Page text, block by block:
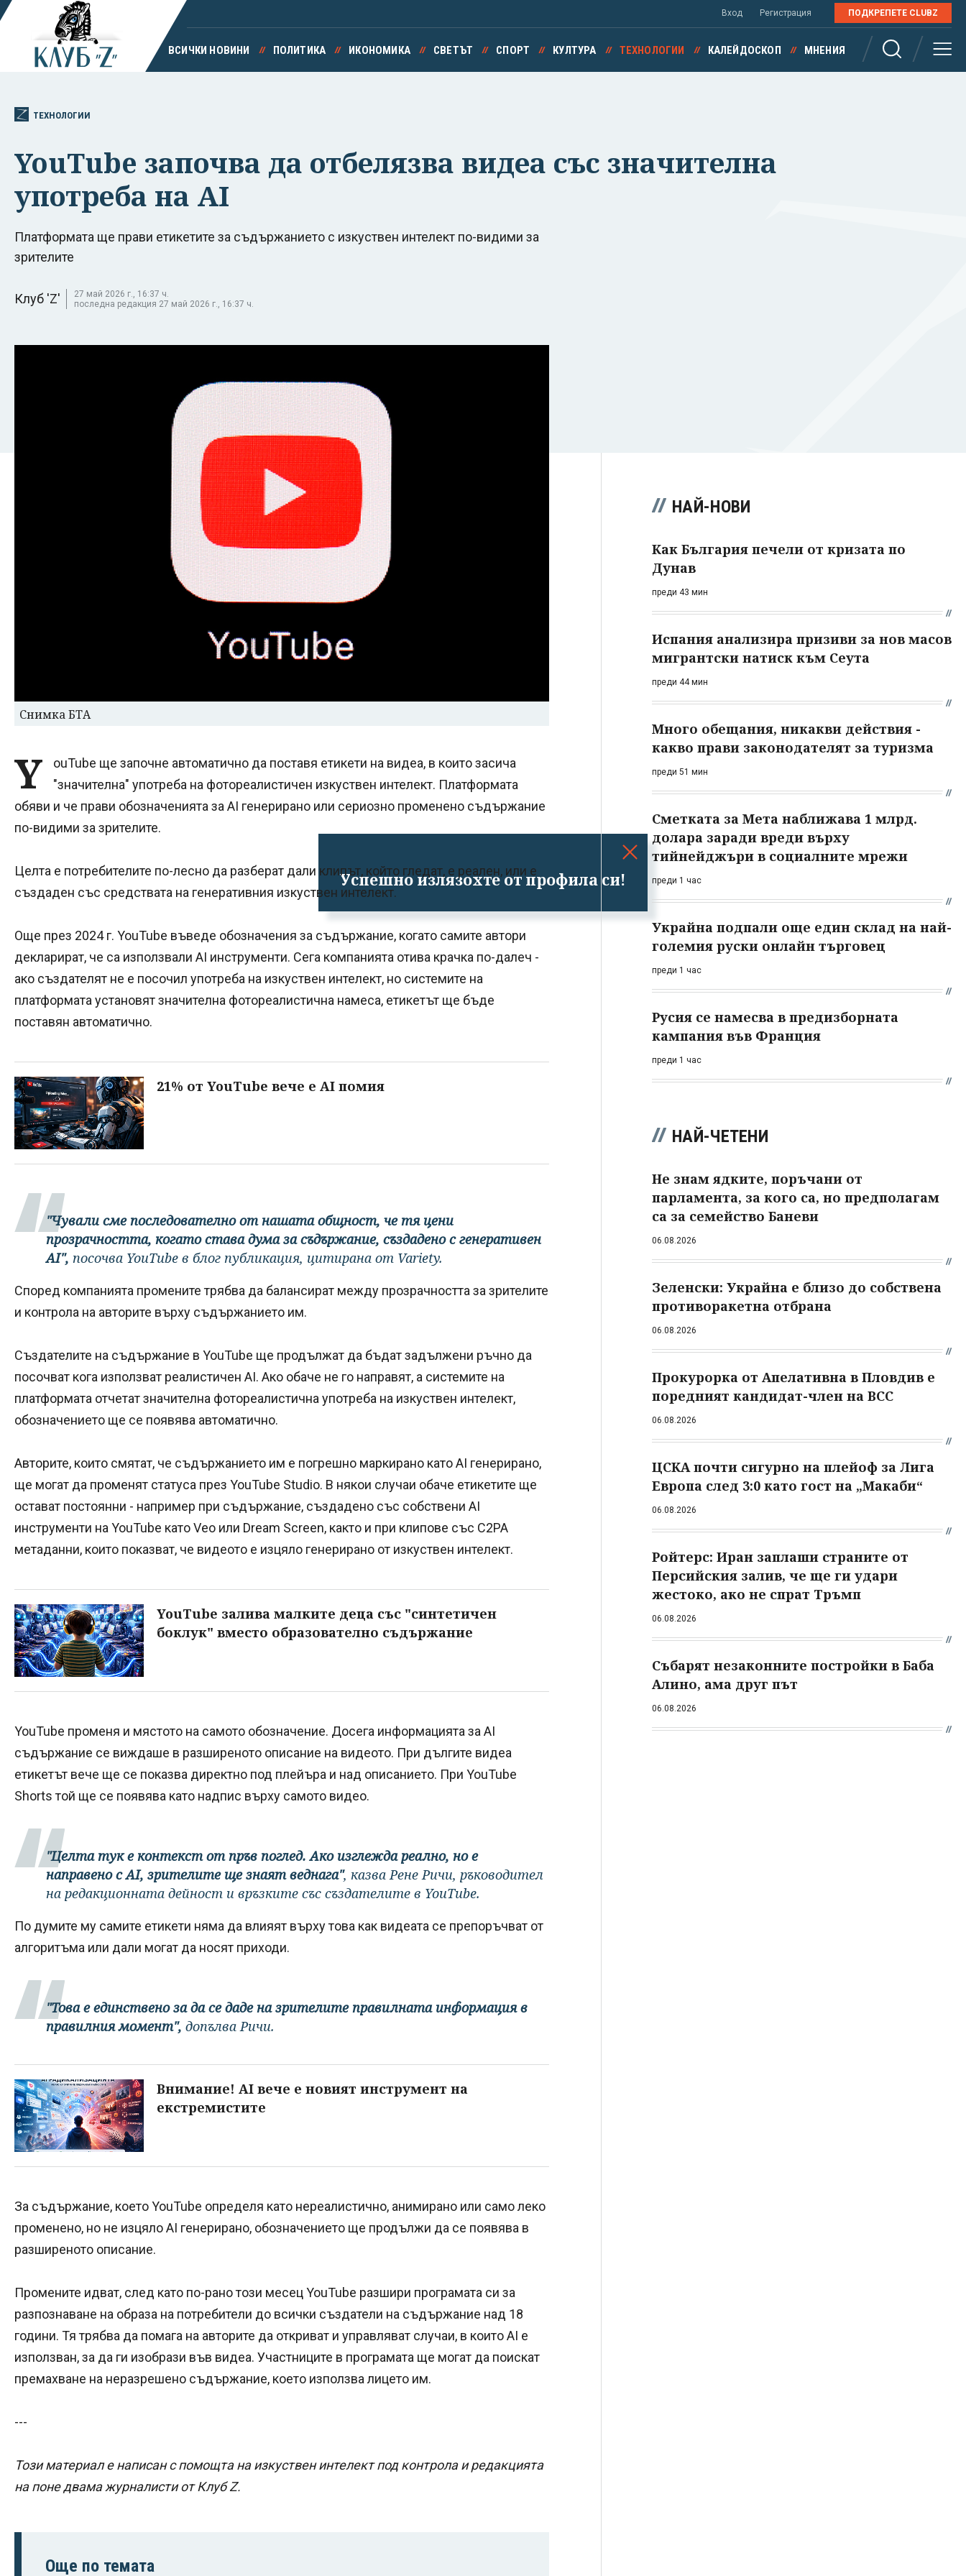
Успешно излязохте от профила си!
Вход Регистрация ПОДКРЕПЕТЕ CLUBZ
ВСИЧКИ НОВИНИ ПОЛИТИКА ИКОНОМИКА СВЕТЪТ СПОРТ КУЛТУРА ТЕХНОЛОГИИ КАЛЕЙДОСКОП МНЕНИЯ
ТЕХНОЛОГИИ
YouTube започва да отбелязва видеа със значителна
употреба на AI
Платформата ще прави етикетите за съдържанието с изкуствен интелект по-видими за
зрителите
Клуб 'Z'
27 май 2026 г., 16:37 ч.
последна редакция 27 май 2026 г., 16:37 ч.
Снимка БТА
Y
ouTube ще започне автоматично да поставя етикети на видеа, в които засича
"значителна" употреба на фотореалистичен изкуствен интелект. Платформата
обяви и че прави обозначенията за AI генерирано или сериозно променено съдържание
по-видими за зрителите.
Целта е потребителите по-лесно да разберат дали клипът, който гледат, е реален, или е
създаден със средствата на генеративния изкуствен интелект.
Още през 2024 г. YouTube въведе обозначения за съдържание, когато самите автори
декларират, че са използвали AI инструменти. Сега компанията отива крачка по-далеч -
ако създателят не е посочил употреба на изкуствен интелект, но системите на
платформата установят значителна фотореалистична намеса, етикетът ще бъде
поставян автоматично.
21% от YouTube вече е AI помия
"Чували сме последователно от нашата общност, че тя цени
прозрачността, когато става дума за съдържание, създадено с генеративен
AI", посочва YouTube в блог публикация, цитирана от Variety.
Според компанията промените трябва да балансират между прозрачността за зрителите
и контрола на авторите върху съдържанието им.
Създателите на съдържание в YouTube ще продължат да бъдат задължени ръчно да
посочват кога използват реалистичен AI. Ако обаче не го направят, а системите на
платформата отчетат значителна фотореалистична употреба на изкуствен интелект,
обозначението ще се появява автоматично.
Авторите, които смятат, че съдържанието им е погрешно маркирано като AI генерирано,
ще могат да променят статуса през YouTube Studio. В някои случаи обаче етикетите ще
остават постоянни - например при съдържание, създадено със собствени AI
инструменти на YouTube като Veo или Dream Screen, както и при клипове със C2PA
метаданни, които показват, че видеото е изцяло генерирано от изкуствен интелект.
YouTube залива малките деца със "синтетичен
боклук" вместо образователно съдържание
YouTube променя и мястото на самото обозначение. Досега информацията за AI
съдържание се виждаше в разширеното описание на видеото. При дългите видеа
етикетът вече ще се показва директно под плейъра и над описанието. При YouTube
Shorts той ще се появява като надпис върху самото видео.
"Целта тук е контекст от пръв поглед. Ако изглежда реално, но е
направено с AI, зрителите ще знаят веднага", казва Рене Ричи, ръководител
на редакционната дейност и връзките със създателите в YouTube.
По думите му самите етикети няма да влияят върху това как видеата се препоръчват от
алгоритъма или дали могат да носят приходи.
"Това е единствено за да се даде на зрителите правилната информация в
правилния момент", допълва Ричи.
Внимание! AI вече е новият инструмент на
екстремистите
За съдържание, което YouTube определя като нереалистично, анимирано или само леко
променено, но не изцяло AI генерирано, обозначението ще продължи да се появява в
разширеното описание.
Промените идват, след като по-рано този месец YouTube разшири програмата си за
разпознаване на образа на потребители до всички създатели на съдържание над 18
години. Тя трябва да помага на авторите да откриват и управляват случаи, в които AI е
използван, за да ги изобрази във видеа. Участниците в програмата ще могат да поискат
премахване на неразрешено съдържание, което използва лицето им.
---
Този материал е написан с помощта на изкуствен интелект под контрола и редакцията
на поне двама журналисти от Клуб Z.
Още по темата
НАЙ-НОВИ
Как България печели от кризата по
Дунав
преди 43 мин
Испания анализира призиви за нов масов
мигрантски натиск към Сеута
преди 44 мин
Много обещания, никакви действия -
какво прави законодателят за туризма
преди 51 мин
Сметката за Мета наближава 1 млрд.
долара заради вреди върху
тийнейджъри в социалните мрежи
преди 1 час
Украйна подпали още един склад на най-
големия руски онлайн търговец
преди 1 час
Русия се намесва в предизборната
кампания във Франция
преди 1 час
НАЙ-ЧЕТЕНИ
Не знам ядките, поръчани от
парламента, за кого са, но предполагам
са за семейство Баневи
06.08.2026
Зеленски: Украйна е близо до собствена
противоракетна отбрана
06.08.2026
Прокурорка от Апелативна в Пловдив е
поредният кандидат-член на ВСС
06.08.2026
ЦСКА почти сигурно на плейоф за Лига
Европа след 3:0 като гост на „Макаби“
06.08.2026
Ройтерс: Иран заплаши страните от
Персийския залив, че ще ги удари
жестоко, ако не спрат Тръмп
06.08.2026
Събарят незаконните постройки в Баба
Алино, ама друг път
06.08.2026